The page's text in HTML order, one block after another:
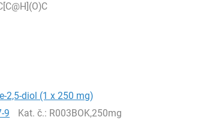
2,5-diol (1 x 250 mg)
9 Kat. č.: R003BOK,250mg